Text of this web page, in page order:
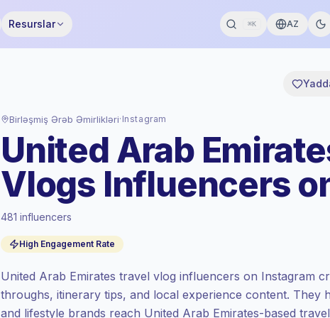
Resurslar ⌘K AZ
Birləşmiş Ərəb Əmirlikləri· Instagram
United Arab
Vlogs Influencers
481 influencers
High Engagement Rate
United Arab Emirates travel vlog influencers on Instagram
throughs, itinerary tips, and local experience content. They
and lifestyle brands reach United Arab Emirates-based
Standart bazaar
çıxarış Keepface tərəfindən təyin edilmiş
standart bazaar dərəcəsi ilə
qiymətləndirilir.
Qarışıq şümlü
, daha böyük auditoriyalar =
hər kontakt üçün daha çox dəyər.
Yüksək engagement
(5.4% orta ER),